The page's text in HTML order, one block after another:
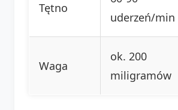
Tętno
uderzeń/min
Waga
ok. 200
miligramów